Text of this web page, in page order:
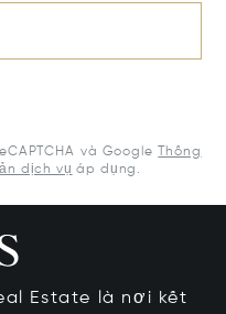
và Google
Thông
dịch vụ áp dụng.
Estate là nơi kết